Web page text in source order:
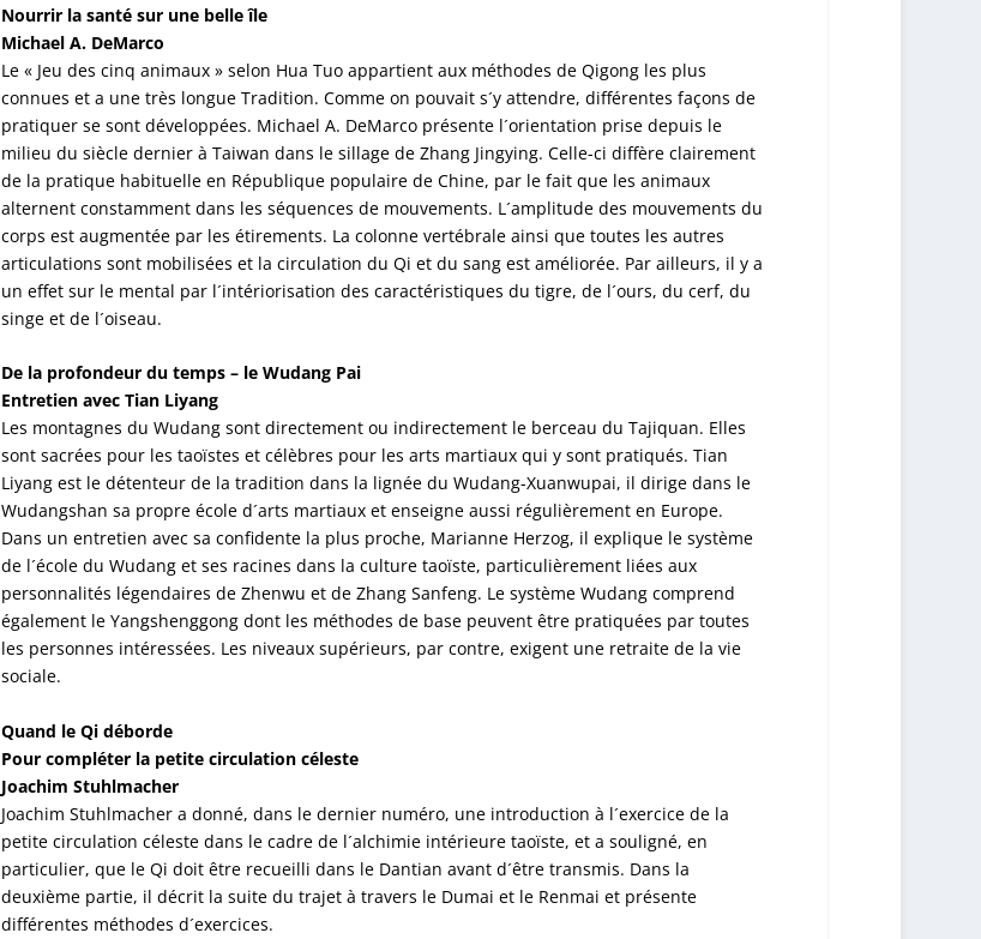
Nourrir la santé sur une belle île
Michael A. DeMarco
Le « Jeu des cinq animaux » selon Hua Tuo appartient aux méthodes de Qigong les plus
connues et a une très longue Tradition. Comme on pouvait s´y attendre, différentes façons de
pratiquer se sont développées. Michael A. DeMarco présente l´orientation prise depuis le
milieu du siècle dernier à Taiwan dans le sillage de Zhang Jingying. Celle-ci diffère clairement
de la pratique habituelle en République populaire de Chine, par le fait que les animaux
alternent constamment dans les séquences de mouvements. L´amplitude des mouvements du
corps est augmentée par les étirements. La colonne vertébrale ainsi que toutes les autres
articulations sont mobilisées et la circulation du Qi et du sang est améliorée. Par ailleurs, il y a
un effet sur le mental par l´intériorisation des caractéristiques du tigre, de l´ours, du cerf, du
singe et de l´oiseau.
De la profondeur du temps – le Wudang Pai
Entretien avec Tian Liyang
Les montagnes du Wudang sont directement ou indirectement le berceau du Tajiquan. Elles
sont sacrées pour les taoïstes et célèbres pour les arts martiaux qui y sont pratiqués. Tian
Liyang est le détenteur de la tradition dans la lignée du Wudang-Xuanwupai, il dirige dans le
Wudangshan sa propre école d´arts martiaux et enseigne aussi régulièrement en Europe.
Dans un entretien avec sa confidente la plus proche, Marianne Herzog, il explique le système
de l´école du Wudang et ses racines dans la culture taoïste, particulièrement liées aux
personnalités légendaires de Zhenwu et de Zhang Sanfeng. Le système Wudang comprend
également le Yangshenggong dont les méthodes de base peuvent être pratiquées par toutes
les personnes intéressées. Les niveaux supérieurs, par contre, exigent une retraite de la vie
sociale.
Quand le Qi déborde
Pour compléter la petite circulation céleste
Joachim Stuhlmacher
Joachim Stuhlmacher a donné, dans le dernier numéro, une introduction à l´exercice de la
petite circulation céleste dans le cadre de l´alchimie intérieure taoïste, et a souligné, en
particulier, que le Qi doit être recueilli dans le Dantian avant d´être transmis. Dans la
deuxième partie, il décrit la suite du trajet à travers le Dumai et le Renmai et présente
différentes méthodes d´exercices.